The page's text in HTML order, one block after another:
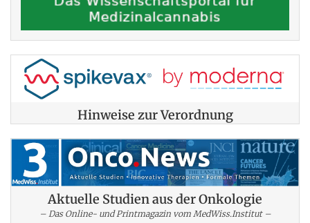
Hinweise zur Verordnung
Aktuelle Studien aus der Onkologie
– Das Online- und Printmagazin vom MedWiss.Institut –